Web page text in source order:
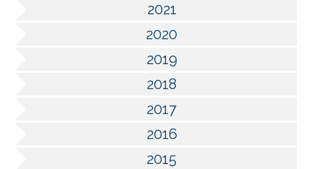
2021
2020
2019
2018
2017
2016
2015